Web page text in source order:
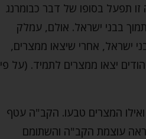
זו תפעל בסופו של דבר כבומרנג
בבני ישראל. אולם, עמלק
ישראל, אחרי שיצאו ממצרים,
יצאו ממצרים לתמיד. (על פי
המצרים טבעו. הקב"ה עטף
עוצמת הקב"ה והשתומם